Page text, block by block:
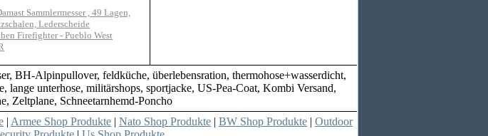
Sammlermesser , 49 Lagen,
Lederscheide
Firefighter - Pueblo West
BH-Alpinpullover, feldküche, überlebensration, thermohose+wasserdicht,
unterhose, militärshops, sportjacke, US-Pea-Coat, Kombi Versand,
Zeltplane, Schneetarnhemd-Poncho
| Armee Shop Produkte | Nato Shop Produkte | BW Shop Produkte | Outdoor